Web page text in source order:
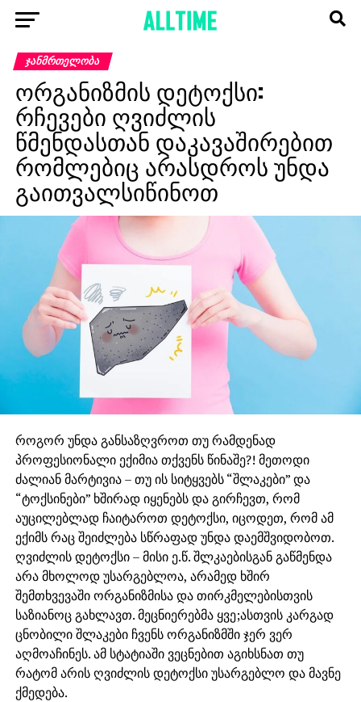
ᲯᲐᲜᲛᲠᲗᲔᲚᲝᲑᲐ
ორგანიზმის დეტოქსი:
რჩევები ღვიძლის
წმენდასთან დაკავაშირებით
რომლებიც არასდროს უნდა
გაითვალსიწინოთ
როგორ უნდა განსაზღვროთ თუ რამდენად
პროფესიონალი ექიმია თქვენს წინაშე?! მეთოდი
ძალიან მარტივია – თუ ის სიტყვებს “შლაკები” და
“ტოქსინები” ხშირად იყენებს და გირჩევთ, რომ
აუცილებლად ჩაიტაროთ დეტოქსი, იცოდეთ, რომ ამ
ექიმს რაც შეიძლება სწრაფად უნდა დაემშვიდობოთ.
ღვიძლის დეტოქსი – მისი ე.წ. შლკაებისგან გაწმენდა
არა მხოლოდ უსარგებლოა, არამედ ხშირ
შემთხვევაში ორგანიზმისა და თირკმელებისთვის
საზიანოც გახლავთ. მეცნიერებმა ყვე;ასთვის კარგად
ცნობილი შლაკები ჩვენს ორგანიზმში ჯერ ვერ
აღმოაჩინეს. ამ სტატიაში ვეცნებით აგიხსნათ თუ
რატომ არის ღვიძლის დეტოქსი უსარგებლო და მავნე
ქმედება.